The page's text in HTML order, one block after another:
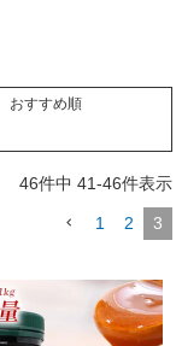
おすすめ順
46件中 41-46件表示
1 2 3